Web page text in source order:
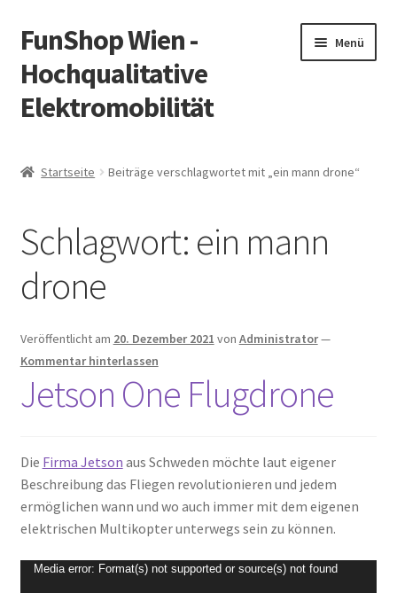
Zur
Navigation
springen
Zum
Inhalt
springen
FunShop Wien -
Hochqualitative
Elektromobilität
Menü
öffnen
Vorsicht Internetbetrug
Über FunShop
Impressum
Zum Onlineshop in der Web Version
Startseite Beiträge verschlagwortet mit „ein mann drone“
Schlagwort: ein mann
drone
Veröffentlicht am 20. Dezember 2021 von Administrator—
Kommentar hinterlassen
Jetson One Flugdrone
Die Firma Jetson aus Schweden möchte laut eigener
Beschreibung das Fliegen revolutionieren und jedem
ermöglichen wann und wo auch immer mit dem eigenen
elektrischen Multikopter unterwegs sein zu können.
Video-
Media error: Format(s) not supported or source(s) not found